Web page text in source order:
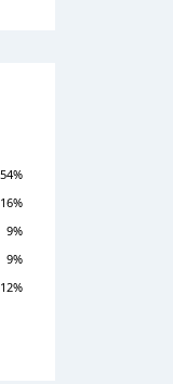
54%
16%
9%
9%
12%